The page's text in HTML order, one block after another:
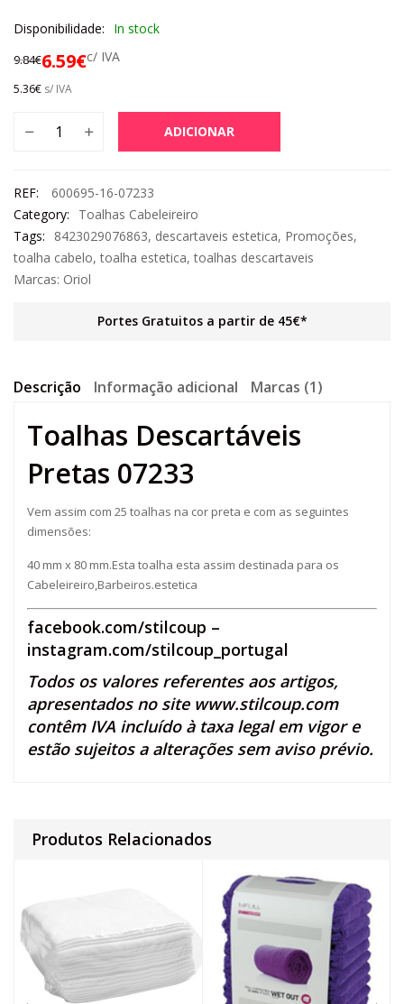
Disponibilidade: In stock
9.84€6.59€c/ IVA
5.36€ s/ IVA
ADICIONAR
REF:
600695-16-07233
Category:
Toalhas Cabeleireiro
Tags:
8423029076863, descartaveis estetica, Promoções,
toalha cabelo,toalha estetica,toalhas descartaveis
Marcas: Oriol
Portes Gratuitos a partir de 45€*
Descrição Informação adicional Marcas (1)
Toalhas Descartáveis
Pretas 07233
Vem assim com 25 toalhas na cor preta e com as seguintes
dimensões:
40 mm x 80 mm.Esta toalha esta assim destinada para os
Cabeleireiro,Barbeiros.estetica
facebook.com/stilcoup –
instagram.com/stilcoup_portugal
Todos os valores referentes aos artigos,
apresentados no site www.stilcoup.com
contêm IVA incluído à taxa legal em vigor e
estão sujeitos a alterações sem aviso prévio.
Produtos Relacionados